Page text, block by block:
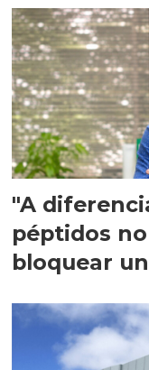
"A
péptidos
bloquear